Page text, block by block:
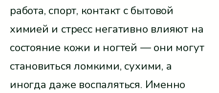
работа, спорт, контакт с бытовой
химией и стресс негативно влияют на
состояние кожи и ногтей — они могут
становиться ломкими, сухими, а
иногда даже воспаляться. Именно